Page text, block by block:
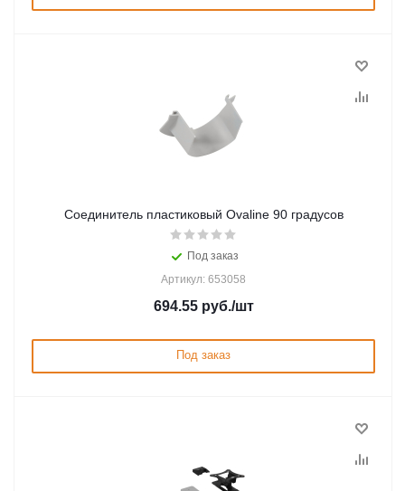
Соединитель пластиковый Ovaline 90 градусов
Под заказ
Артикул: 653058
694.55руб./шт
Под заказ